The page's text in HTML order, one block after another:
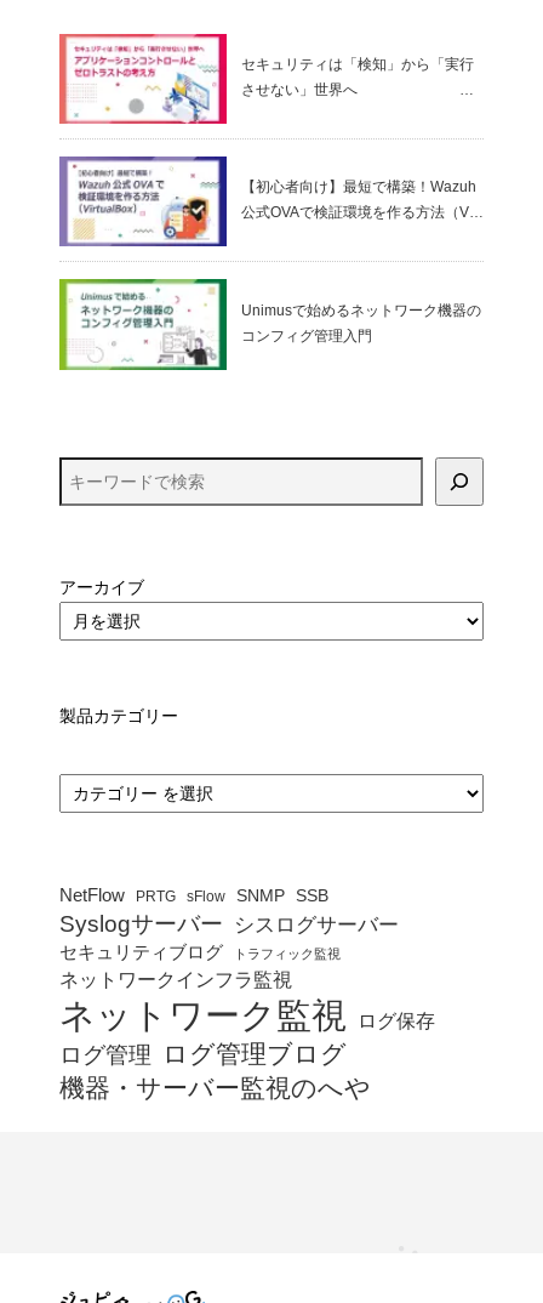
セキュリティは「検知」から「実行
させない」世界へ
ゼロトラストの考え方
【初心者向け】最短で構築！Wazuh
公式OVAで検証環境を作る方法（Virt
Unimusで始めるネットワーク機器の
コンフィグ管理入門
アーカイブ
製品カテゴリー
カ
テ
ゴ
NetFlow PRTG sFlow SNMP SSB
Syslogサーバー シスログサーバー
セキュリティブログ トラフィック監視
ネットワークインフラ監視
ネットワーク監視 ログ保存
ログ管理
ログ管理ブログ
機器・サーバー監視のへや